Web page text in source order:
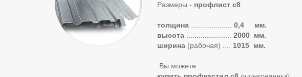
Размеры - профлист с8
толщина
0,4 мм.
высота
2000 мм.
ширина (рабочая) 1015 мм.
Вы можете